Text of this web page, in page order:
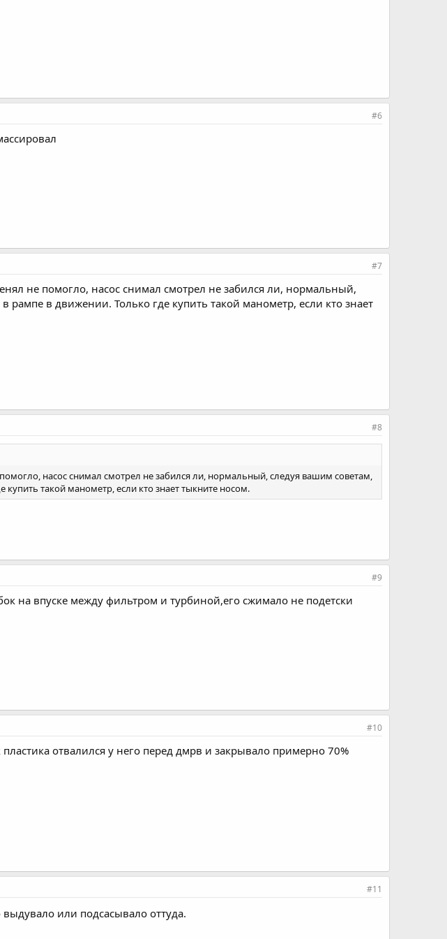
#6
#7
не помогло, насос снимал смотрел не забился ли, нормальный,
в движении. Только где купить такой манометр, если кто знает
#8
насос снимал смотрел не забился ли, нормальный, следуя вашим советам,
такой манометр, если кто знает тыкните носом.
#9
на впуске между фильтром и турбиной,его сжимало не подетски
#10
отвалился у него перед дмрв и закрывало примерно 70%
#11
или подсасывало оттуда.